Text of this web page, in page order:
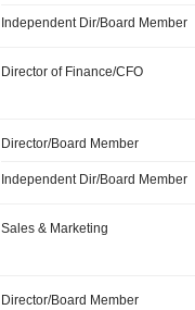
Independent Dir/Board Member
Director of Finance/CFO
Director/Board Member
Independent Dir/Board Member
Sales & Marketing
Director/Board Member